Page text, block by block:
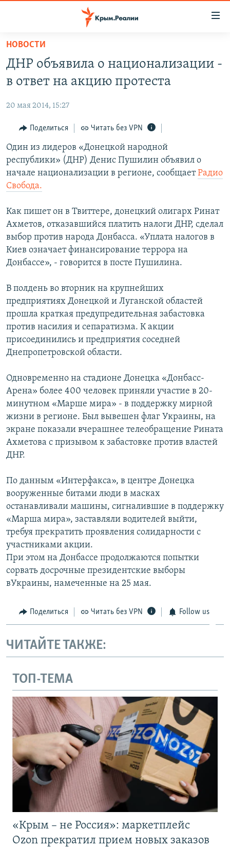
Вернуться
основному
содержанию
навигации
Вернутся
поиску
СПЕЦПРОЕКТЫ
КАРТА ВОЕННЫХ ОБЪЕКТОВ КРЫМА
11 ЛЕТ ОККУПАЦИИ КРЫМА. 11 ИСТОРИЙ СОПРОТИВЛЕНИЯ
ИСТОРИЯ
ЕЩЕ
ИНТЕРАКТИВ
ИНФОГРАФИКА
ТЕЛЕПРОЕКТ КРЫМ.РЕАЛИИ
ПРОПАВШИЕ БЕЗ ВЕСТИ
ПОБЕДИТЕЛЕЙ НЕ СУДЯТ?
КРЫМ.НЕПОКОРЕННЫЙ
УКРАИНСКАЯ ПРОБЛЕМА КРЫМА
РАДІО СВОБОДА
КАК ОБОЙТИ БЛОКИРОВКУ
Українською
Qırımtatar
ПРИСОЕДИНЯЙТЕСЬ!
Все сайты RFE/RL
НОВОСТИ
ДНР объявила о национализации -
в ответ на акцию протеста
20 мая 2014, 15:27
Поделиться Читать без VPN
Один из лидеров «Донецкой народной
республики» (ДНР) Денис Пушилин объявил о
начале национализации в регионе, сообщаетРадио
Свобода.
Как пишет он в Твиттере, донецкий олигарх Ринат
Ахметов, отказавшийся платить налоги ДНР, сделал
выбор против народа Донбасса. «Уплата налогов в
Киев означает финансирование террора на
Донбассе», - говорится в посте Пушилина.
В полдень во вторник на крупнейших
предприятиях Донецкой и Луганской областей
прошла краткая предупредительная забастовка
против насилия и сепаратизма. К акции
присоединились и предприятия соседней
Днепропетровской области.
Одновременно на стадионе Донецка «Донбасс-
Арена» более 400 человек приняли участие в 20-
минутном «Марше мира» - в поддержку мирной
жизни в регионе. Был вывешен флаг Украины, на
экране показали вчерашнее телеобращение Рината
Ахметова с призывом к забастовке против властей
ДНР.
По данным «Интерфакса», в центре Донецка
вооруженные битами люди в масках
останавливали машины, сигналившие в поддержку
«Марша мира», заставляли водителей выйти,
требуя прекратить проявления солидарности с
участниками акции.
При этом на Донбассе продолжаются попытки
сорвать досрочные президентские выборы
вУкраины, намеченные на 25 мая.
Поделиться Читать без VPN Follow us
ЧИТАЙТЕ ТАКЖЕ:
ТОП-ТЕМА
«Крым – не Россия»: маркетплейс
Ozon прекратил прием новых заказов